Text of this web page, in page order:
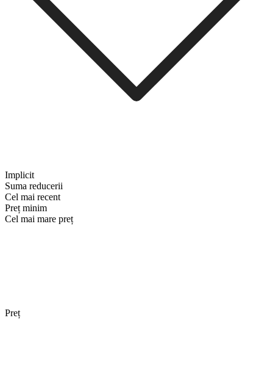
Implicit
Suma reducerii
Cel mai recent
Preț minim
Cel mai mare preț
Preț